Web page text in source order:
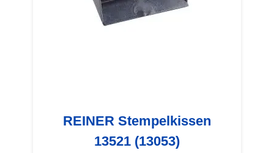
REINER Stempelkissen
13521 (13053)